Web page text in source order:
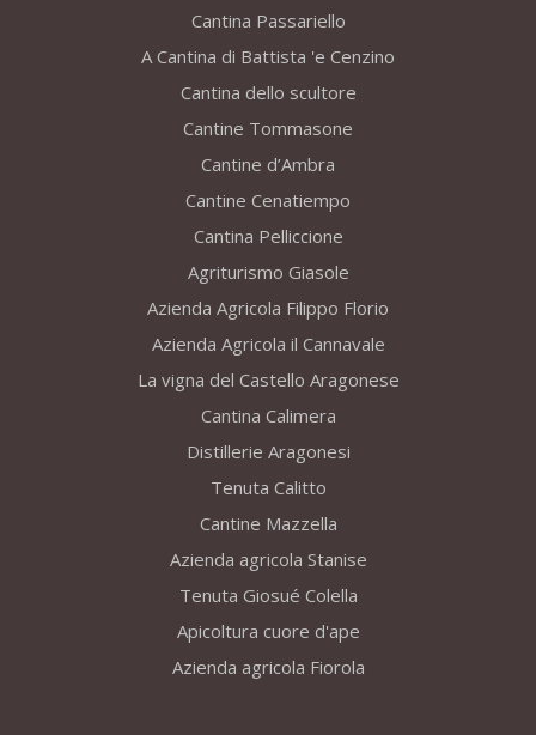
Cantina Passariello
A Cantina di Battista 'e Cenzino
Cantina dello scultore
Cantine Tommasone
Cantine d’Ambra
Cantine Cenatiempo
Cantina Pelliccione
Agriturismo Giasole
Azienda Agricola Filippo Florio
Azienda Agricola il Cannavale
La vigna del Castello Aragonese
Cantina Calimera
Distillerie Aragonesi
Tenuta Calitto
Cantine Mazzella
Azienda agricola Stanise
Tenuta Giosué Colella
Apicoltura cuore d'ape
Azienda agricola Fiorola